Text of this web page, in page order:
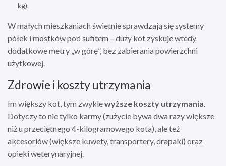
kg).
W małych mieszkaniach świetnie sprawdzają się systemy
półek i mostków pod sufitem – duży kot zyskuje wtedy
dodatkowe metry „w górę”, bez zabierania powierzchni
użytkowej.
Zdrowie i koszty utrzymania
Im większy kot, tym zwyklewyższe koszty utrzymania.
Dotyczy to nie tylko karmy (zużycie bywa dwa razy większe
niż u przeciętnego 4-kilogramowego kota), ale też
akcesoriów (większe kuwety, transportery, drapaki) oraz
opieki weterynaryjnej.